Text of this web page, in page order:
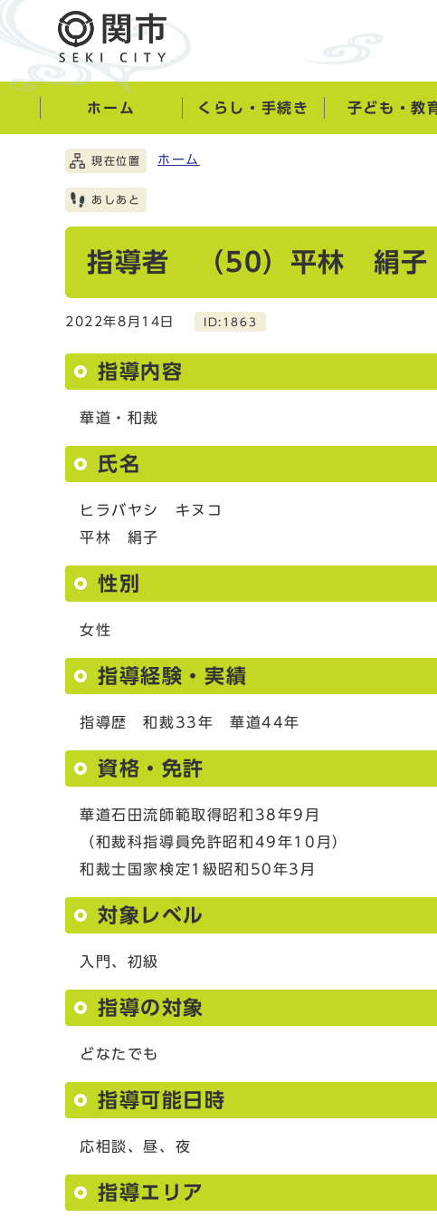
ホーム くらし・手続き 子ども・教
現在位置 ホーム
あしあと
指導者 （50）平林 絹子
2022年8月14日 ID:1863
指導内容
華道・和裁
氏名
ヒラバヤシ キヌコ
平林 絹子
性別
女性
指導経験・実績
指導歴 和裁33年 華道44年
資格・免許
華道石田流師範取得昭和38年9月
（和裁科指導員免許昭和49年10月）
和裁士国家検定1級昭和50年3月
対象レベル
入門、初級
指導の対象
どなたでも
指導可能日時
応相談、昼、夜
指導エリア